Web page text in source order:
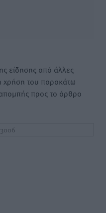
είδησης από άλλες
χρήση του παρακάτω
προς το άρθρο